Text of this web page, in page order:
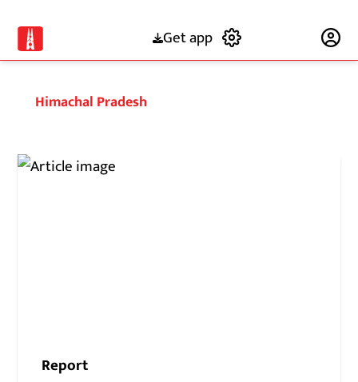
Get app
Himachal Pradesh
Report